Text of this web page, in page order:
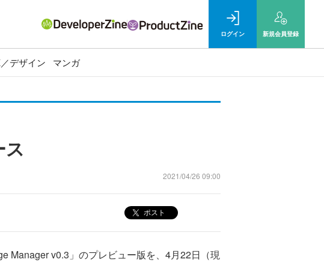
ログイン 新規会員登録
デザイン マンガ
2021/04/26 09:00
ポスト
Manager v0.3」のプレビュー版を、4月22日（現